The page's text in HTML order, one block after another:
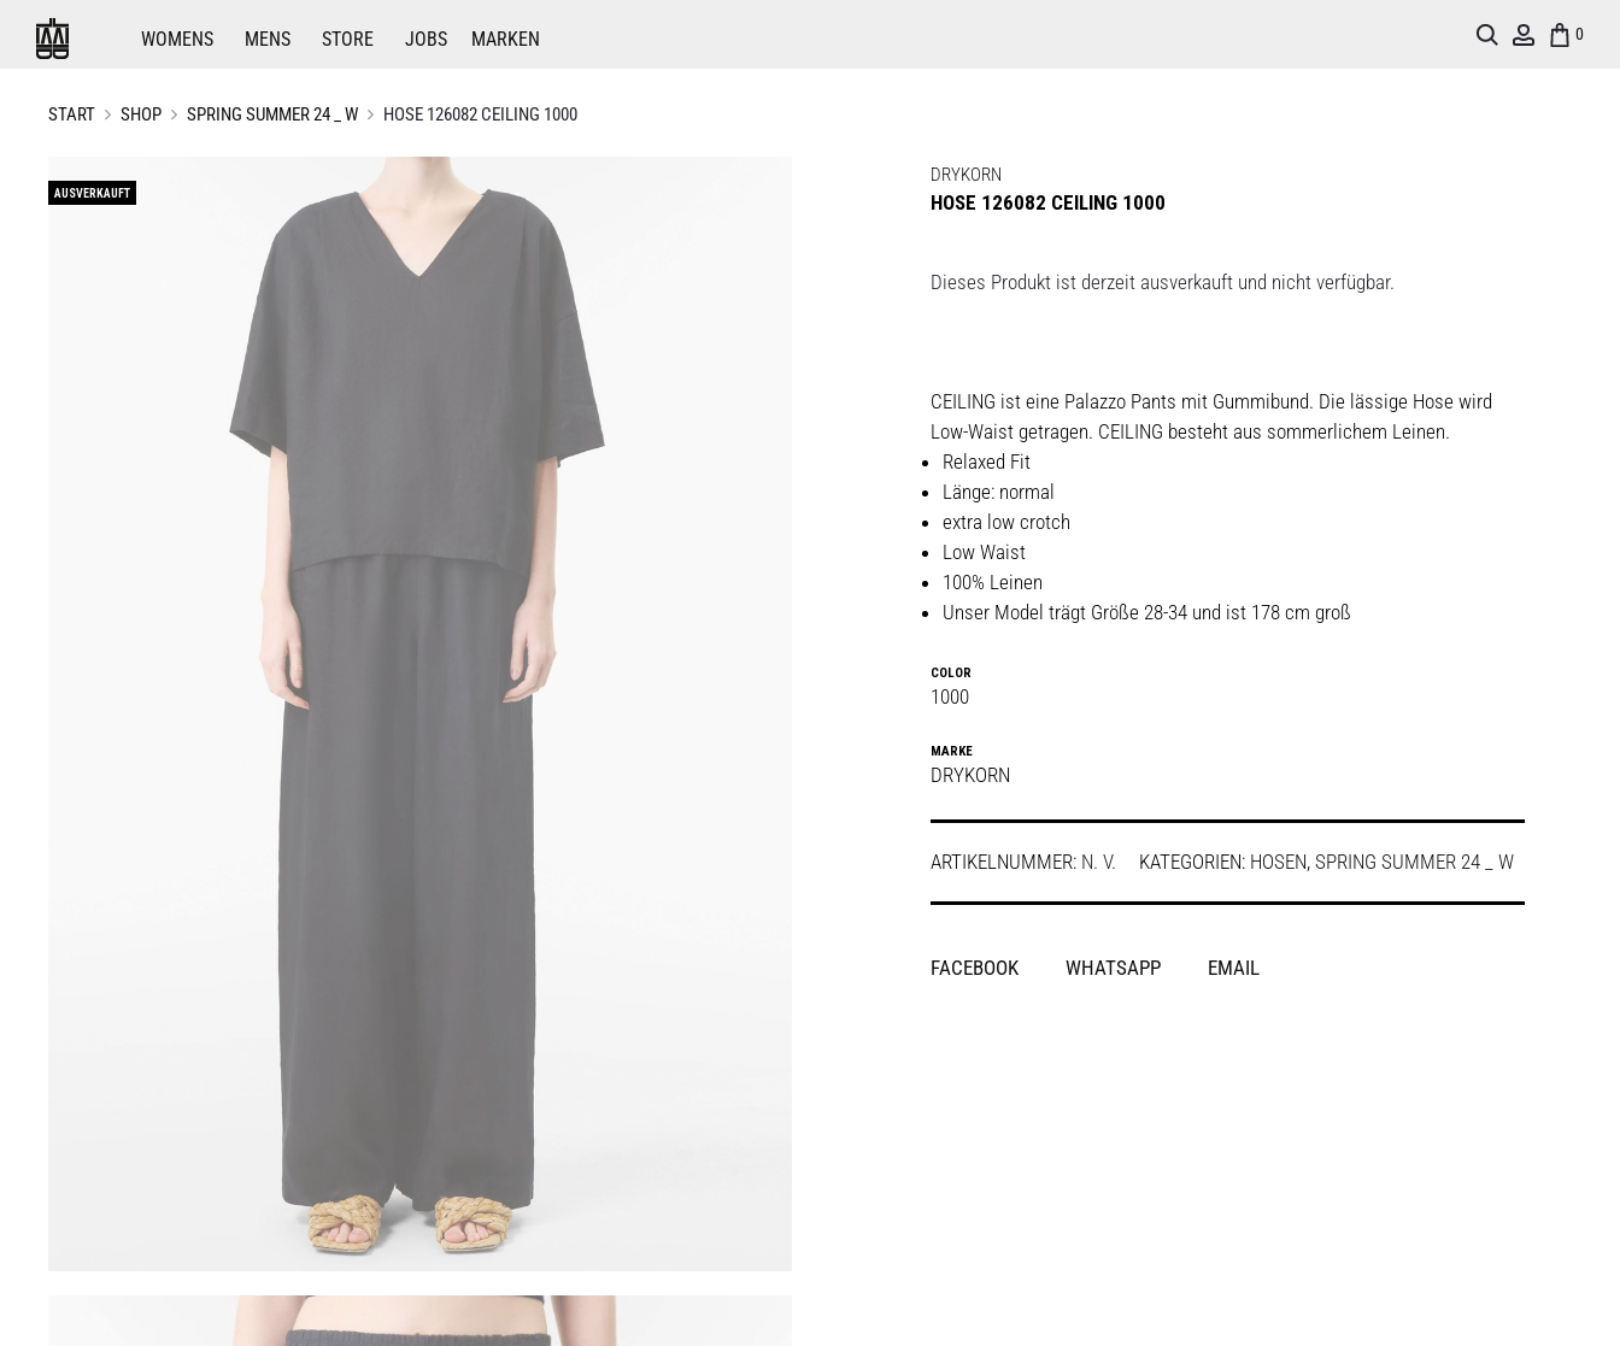
WOMENS MENS STORE JOBS MARKEN 0
Account
Search
START SHOP SPRING SUMMER 24 _ W HOSE 126082 CEILING 1000
AUSVERKAUFT
DRYKORN
HOSE 126082 CEILING 1000
Dieses Produkt ist derzeit ausverkauft und nicht verfügbar.
CEILING ist eine Palazzo Pants mit Gummibund. Die lässige Hose wird
Low-Waist getragen. CEILING besteht aus sommerlichem Leinen.
Relaxed Fit
Länge: normal
extra low crotch
Low Waist
100% Leinen
Unser Model trägt Größe 28-34 und ist 178 cm groß
COLOR
1000
MARKE
DRYKORN
ARTIKELNUMMER: N. V. KATEGORIEN: HOSEN, SPRING SUMMER 24 _ W
SHARE
FACEBOOK WHATSAPP EMAIL